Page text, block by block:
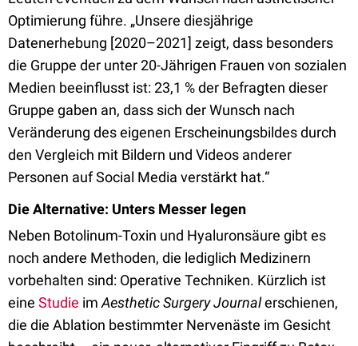
Optimierung führe. „Unsere diesjährige
Datenerhebung [2020–2021] zeigt, dass besonders
die Gruppe der unter 20-Jährigen Frauen von sozialen
Medien beeinflusst ist: 23,1 % der Befragten dieser
Gruppe gaben an, dass sich der Wunsch nach
Veränderung des eigenen Erscheinungsbildes durch
den Vergleich mit Bildern und Videos anderer
Personen auf Social Media verstärkt hat.“
Die Alternative: Unters Messer legen
Neben Botolinum-Toxin und Hyaluronsäure gibt es
noch andere Methoden, die lediglich Medizinern
vorbehalten sind: Operative Techniken. Kürzlich ist
eine Studie im Aesthetic Surgery Journalerschienen,
die die Ablation bestimmter Nervenäste im Gesicht